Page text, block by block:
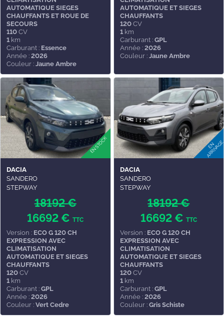
AUTOMATIQUE SIEGES
CHAUFFANTS ET ROUE DE
SECOURS
110 CV
1 km
Carburant : Essence
Année : 2026
Couleur : Jaune Ambre
AUTOMATIQUE ET SIEGES
CHAUFFANTS
120CV
1km
Carburant : GPL
Année : 2026
Couleur : Jaune Ambre
DACIA
SANDERO
STEPWAY
18192 €
16692 €TTC
Version : ECO G 120 CH
EXPRESSION AVEC
CLIMATISATION
AUTOMATIQUE ET SIEGES
CHAUFFANTS
120 CV
1 km
Carburant : GPL
Année : 2026
Couleur : Vert Cedre
DACIA
SANDERO
STEPWAY
18192 €
16692 € TTC
Version : ECO G 120 CH
EXPRESSION AVEC
CLIMATISATION
AUTOMATIQUE ET SIEGES
CHAUFFANTS
120CV
1km
Carburant : GPL
Année : 2026
Couleur : Gris Schiste